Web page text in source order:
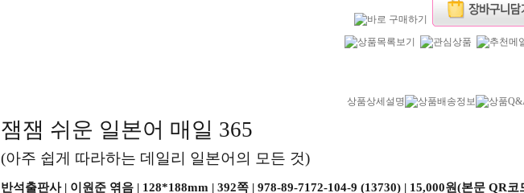
상품상세설명 상품배송정보 상품
잼잼 쉬운 일본어 매일 365
(아주 쉽게 따라하는 데일리 일본어의 모든 것)
반석출판사 | 이원준 엮음 | 128*188mm | 392쪽 | 978-89-7172-104-9 (13730) | 15,000원(본문 QR코